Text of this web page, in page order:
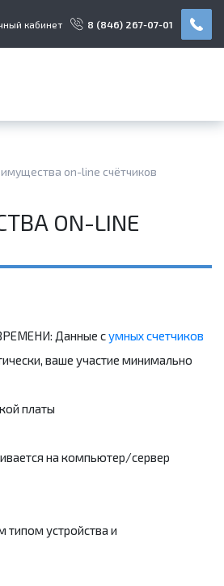
кабинет 8 (846) 267-07-01
on-line счётчиков
ON-LINE
Данные сумных счетчиков
ваше участие минимально
платы
на компьютер/сервер
устройства и